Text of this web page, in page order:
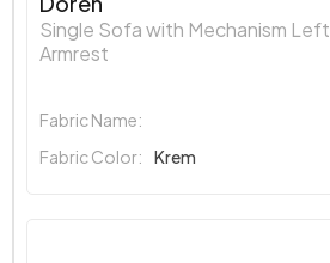
Single Sofa with Mechanism Left
Armrest
Fabric Name:
Fabric Color:
Krem